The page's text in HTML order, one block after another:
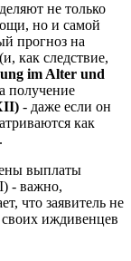
не только
но и самой
прогноз на
как следствие,
im Alter und
получение
- даже если он
как
выплаты
- важно,
что заявитель не
своих иждивенцев